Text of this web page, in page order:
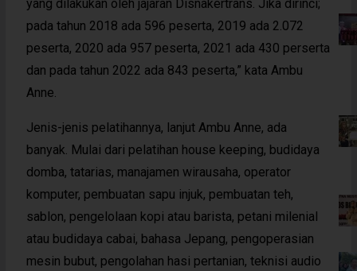
yang dilakukan oleh jajaran Disnakertrans. Jika dirinci;
pada tahun 2018 ada 596 peserta, 2019 ada 2.072
peserta, 2020 ada 957 peserta, 2021 ada 430 perserta
dan pada tahun 2022 ada 843 peserta,” kata Ambu
Anne.
Jenis-jenis pelatihannya, lanjut Ambu Anne, ada
banyak. Mulai dari pelatihan house keeping, budidaya
domba, tatarias, manajamen wirausaha, operator
komputer, pembuatan sapu injuk, pembuatan teh,
sablon, pengelolaan kopi atau barista, petani milenial
atau budidaya cabai, bahasa Jepang, pengoperasian
mesin bubut, pengolahan hasi pertanian, teknisi audio